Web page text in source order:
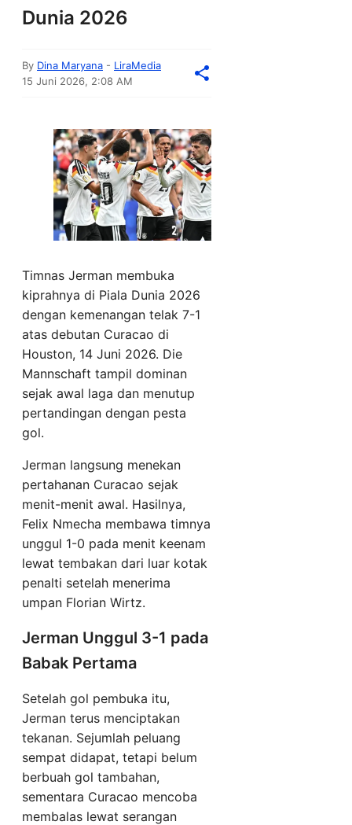
Dunia 2026
By Dina Maryana - LiraMedia
15 Juni 2026, 2:08 AM
Timnas Jerman membuka
kiprahnya di Piala Dunia 2026
dengan kemenangan telak 7-1
atas debutan Curacao di
Houston, 14 Juni 2026. Die
Mannschaft tampil dominan
sejak awal laga dan menutup
pertandingan dengan pesta
gol.
Jerman langsung menekan
pertahanan Curacao sejak
menit-menit awal. Hasilnya,
Felix Nmecha membawa timnya
unggul 1-0 pada menit keenam
lewat tembakan dari luar kotak
penalti setelah menerima
umpan Florian Wirtz.
Jerman Unggul 3-1 pada
Babak Pertama
Setelah gol pembuka itu,
Jerman terus menciptakan
tekanan. Sejumlah peluang
sempat didapat, tetapi belum
berbuah gol tambahan,
sementara Curacao mencoba
membalas lewat serangan